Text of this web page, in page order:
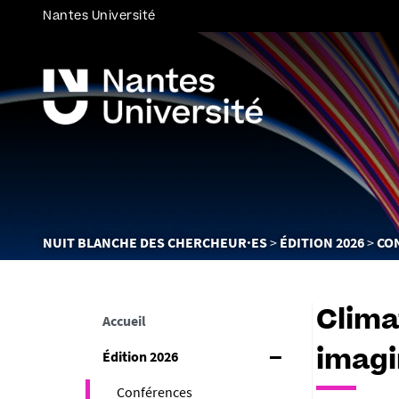
Nantes Université
Vous
êtes
NUIT BLANCHE DES CHERCHEUR·ES ÉDITION 2026
Accueil
Édition 2026
Conférences